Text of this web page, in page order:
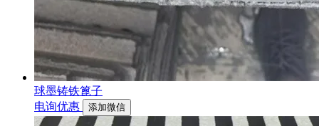
球墨铸铁篦子
电询优惠
添加微信